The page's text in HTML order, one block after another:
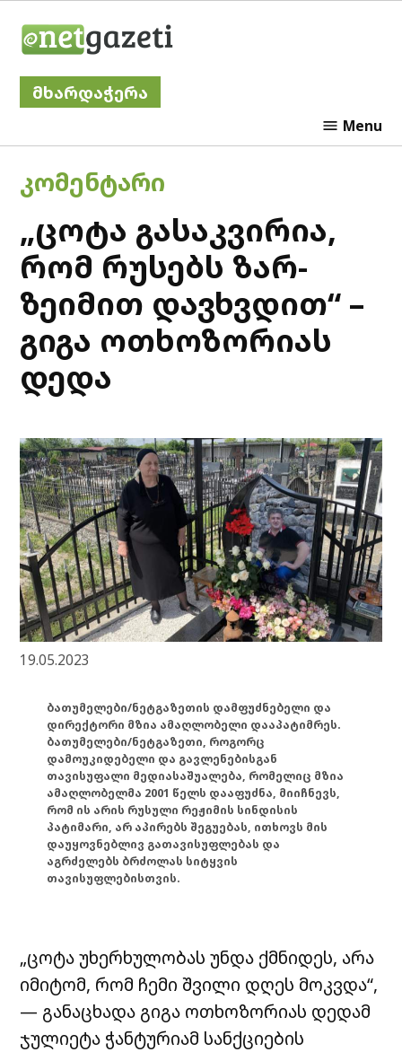
მხარდაჭერა
Menu
POSTED
ᲙᲝᲛᲔᲜᲢᲐᲠᲘ
„ცოტა გასაკვირია,
რომ რუსებს ზარ-
ზეიმით დავხვდით“ –
გიგა ოთხოზორიას
დედა
19.05.2023
ბათუმელები/ნეტგაზეთის დამფუძნებელი და
დირექტორი მზია ამაღლობელი დააპატიმრეს.
ბათუმელები/ნეტგაზეთი, როგორც
დამოუკიდებელი და გავლენებისგან
თავისუფალი მედიასაშუალება, რომელიც მზია
ამაღლობელმა 2001 წელს დააფუძნა, მიიჩნევს,
რომ ის არის რუსული რეჟიმის სინდისის
პატიმარი, არ აპირებს შეგუებას, ითხოვს მის
დაუყოვნებლივ გათავისუფლებას და
აგრძელებს ბრძოლას სიტყვის
თავისუფლებისთვის.
„ცოტა უხერხულობას უნდა ქმნიდეს, არა
იმიტომ, რომ ჩემი შვილი დღეს მოკვდა“,
— განაცხადა გიგა ოთხოზორიას დედამ
ჯულიეტა ჭანტურიამ სანქციების